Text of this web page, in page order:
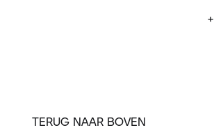
TERUG NAAR BOVEN